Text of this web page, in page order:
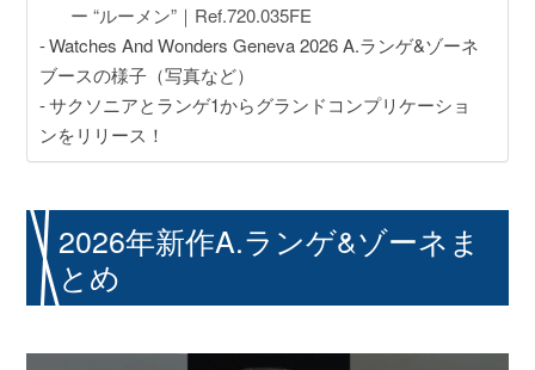
GINZA RASINオンラインショップ
GINZA RASIN買取サイト
GINZA RASIN店舗情報
ー “ルーメン”｜Ref.720.035FE
Watches And Wonders Geneva 2026 A.ランゲ&ゾーネ
ブースの様子（写真など）
サクソニアとランゲ1からグランドコンプリケーショ
ンをリリース！
2026年新作A.ランゲ&ゾーネま
とめ